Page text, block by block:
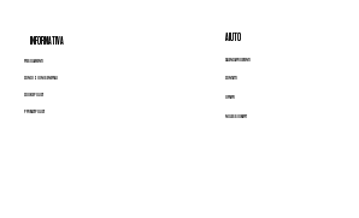
INFORMATIVA
REGOLAMENTI
CONDIZIONI GENERALI
COOKIE POLICY
PRIVACY POLICY
AIUTO
CALENDARIO EVENTI
CONTATTI
ORARI
NOLEGGIO KART